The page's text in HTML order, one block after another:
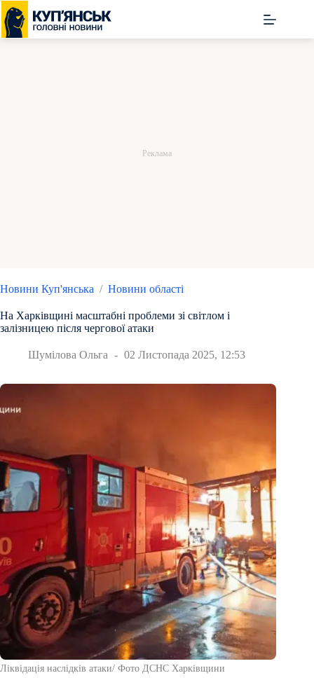
Перейти
до
вмісту
Новини Куп'янська / Новини області
На Харківщині масштабні проблеми зі світлом і
залізницею після чергової атаки
Шумілова Ольга 02 Листопада 2025, 12:53
Ліквідація наслідків атаки/ Фото ДСНС Харківщини